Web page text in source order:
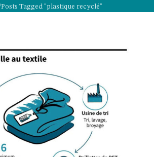
Posts Tagged "plastique recyclé"